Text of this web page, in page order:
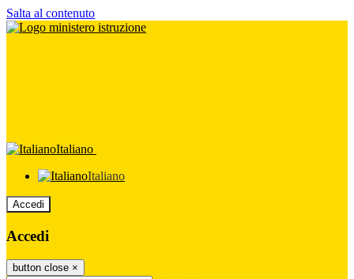
Salta al contenuto
Italiano
Italiano
Accedi
Accedi
button close ×